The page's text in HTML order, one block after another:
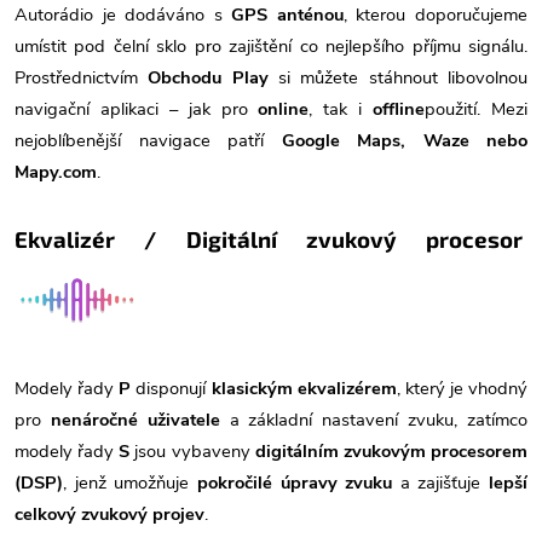
Autorádio je dodáváno s GPS anténou, kterou doporučujeme
umístit pod čelní sklo pro zajištění co nejlepšího příjmu signálu.
Prostřednictvím Obchodu Play si můžete stáhnout libovolnou
navigační aplikaci – jak pro online, tak i offlinepoužití. Mezi
nejoblíbenější navigace patří
Google Maps, Waze nebo
Mapy.com.
Ekvalizér / Digitální zvukový procesor
Modely řady P disponují klasickým ekvalizérem, který je vhodný
pro nenáročné uživatelea základní nastavení zvuku, zatímco
modely řadyS jsou vybaveny digitálním zvukovým procesorem
(DSP), jenž umožňuje pokročilé úpravy zvuku a zajišťuje lepší
celkový zvukový projev.